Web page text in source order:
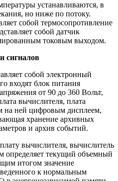
устанавливаются, в
но ниже по потоку.
собой термосопротивление
собой датчик
токовым выходом.
сигналов
собой электронный
входят блок питания
от 90 до 360 Вольт,
вычислителя, плата
на ней цифровым дисплеем,
хранение архивных
и архив событий.
вычислителя, вычислитель
определяет текущий объемный
итогом значение
к нормальным